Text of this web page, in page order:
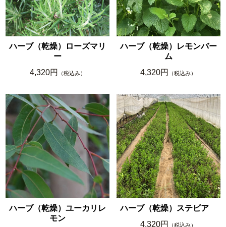
ハーブ（乾燥）ローズマリ
ー
4,320円
（税込み）
ハーブ（乾燥）レモンバー
ム
4,320円
（税込み）
ハーブ（乾燥）ユーカリレ
モン
ハーブ（乾燥）ステビア
4,320円
（税込み）